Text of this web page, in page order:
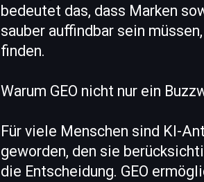
bedeutet das, dass Marken
sauber auffindbar sein
finden.
Warum GEO nicht nur ein
Für viele Menschen sind KI-
geworden, den sie
die Entscheidung. GEO